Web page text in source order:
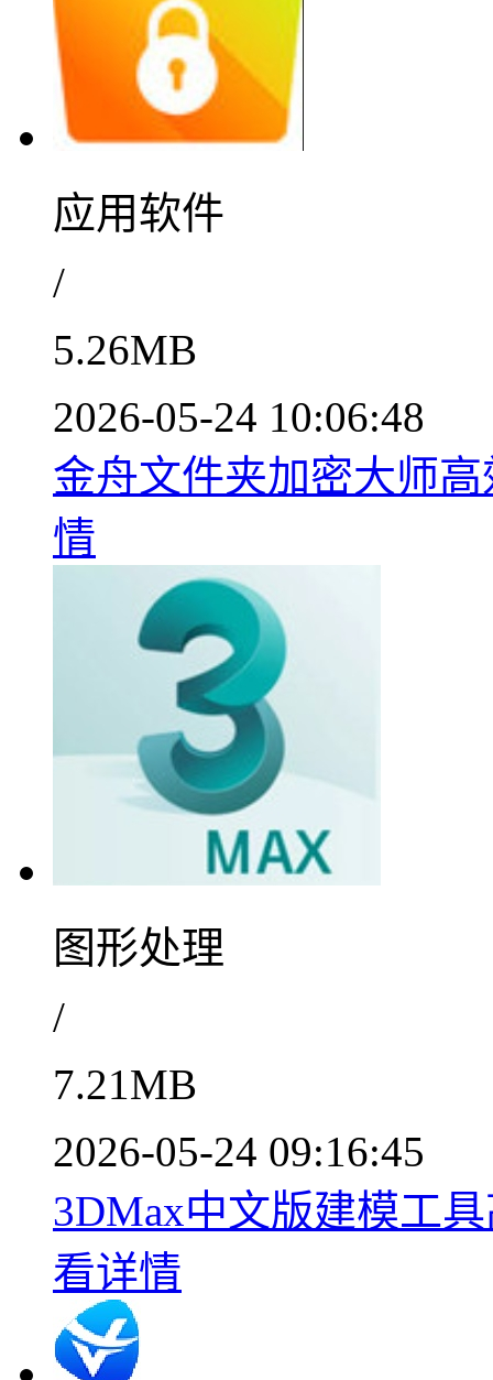
应用软件
/
5.26MB
2026-05-24 10:06:48
金舟文件夹加密大师
情
图形处理
/
7.21MB
2026-05-24 09:16:45
3DMax中文版建模工
看详情